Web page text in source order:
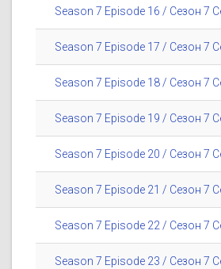
Season 7 Episode 16 / Сезон 7
Season 7 Episode 17 / Сезон 7
Season 7 Episode 18 / Сезон 7
Season 7 Episode 19 / Сезон 7
Season 7 Episode 20 / Сезон 7
Season 7 Episode 21 / Сезон 7
Season 7 Episode 22 / Сезон 7
Season 7 Episode 23 / Сезон 7